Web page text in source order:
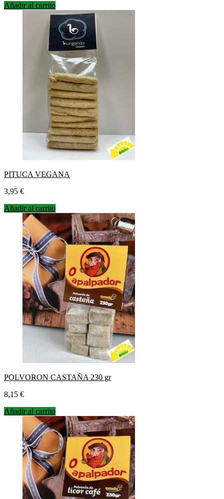
Añadir al carrito
PITUCA VEGANA
Precio
3,95 €
Añadir al carrito
POLVORON CASTAÑA 230 gr
Precio
8,15 €
Añadir al carrito